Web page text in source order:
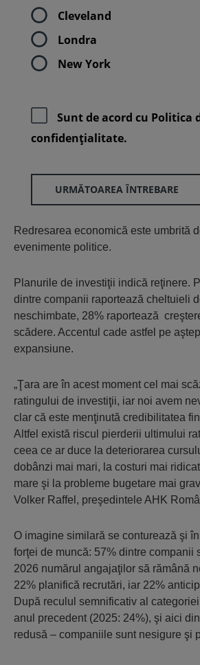
Cleveland
Londra
New York
Sunt de acord cu Politica
confidenţialitate.
URMĂTOAREA ÎNTREBARE
Redresarea economică este umbrită
evenimente politice.
Planurile de investiţii indică reţinere.
dintre companii raportează cheltuieli
neschimbate, 28% raportează
scădere. Accentul cade astfel pe
expansiune.
„Ţara are în acest moment cel mai
ratingului de investiţii, iar noi avem
clar că este menţinută credibilitatea
Altfel există riscul pierderii ultimului
ceea ce ar duce la deteriorarea
dobânzi mai mari, la costuri mai
mare şi la probleme bugetare mai
Volker Raffel, preşedintele AHK
O imagine similară se conturează şi
forţei de muncă: 57% dintre companii
2026 numărul angajaţilor să rămână
22% planifică recrutări, iar 22%
După reculul semnificativ al categoriei
anul precedent (2025: 24%), şi aici
redusă – companiile sunt nesigure şi